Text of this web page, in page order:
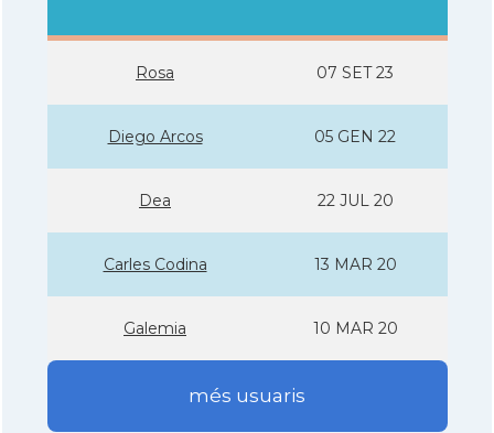
Rosa 07 SET 23
Diego Arcos 05 GEN 22
Dea 22 JUL 20
Carles Codina 13 MAR 20
Galemia 10 MAR 20
més usuaris